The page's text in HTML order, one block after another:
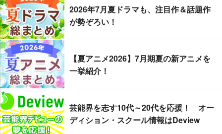
2026年7月夏ドラマも、注目作＆話題作
が勢ぞろい！
【夏アニメ2026】7月期夏の新アニメを
一挙紹介！
芸能界を志す10代～20代を応援！ オー
ディション・スクール情報はDeview